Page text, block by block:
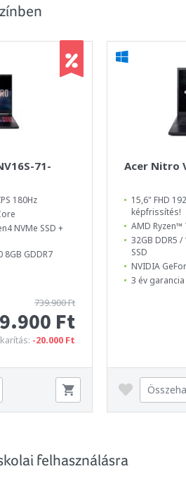
71-
180Hz
NVMe SSD +
8GB GDDR7
739.900 Ft
Ft
-20.000 Ft
Acer Nitro
15,6" FHD
képfrissítés!
AMD Ryzen™
32GB DDR5 /
SSD
NVIDIA
3 év garancia
felhasználásra